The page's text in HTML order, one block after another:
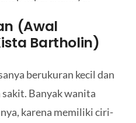
(Awal
Bartholin)
berukuran kecil dan
Banyak wanita
karena memiliki ciri-